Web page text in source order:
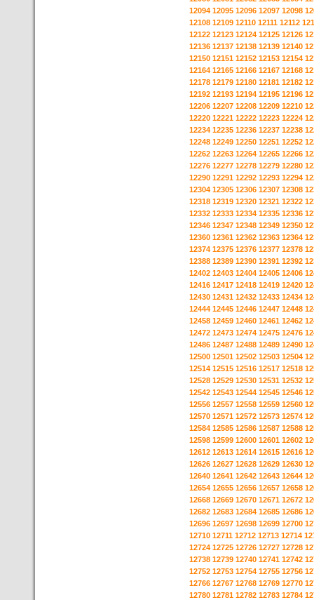
12094 12095 12096 12097 12098
12108 12109 12110 12111 12112
12122 12123 12124 12125 12126
12136 12137 12138 12139 12140
12150 12151 12152 12153 12154
12164 12165 12166 12167 12168
12178 12179 12180 12181 12182
12192 12193 12194 12195 12196
12206 12207 12208 12209 12210
12220 12221 12222 12223 12224
12234 12235 12236 12237 12238
12248 12249 12250 12251 12252
12262 12263 12264 12265 12266
12276 12277 12278 12279 12280
12290 12291 12292 12293 12294
12304 12305 12306 12307 12308
12318 12319 12320 12321 12322
12332 12333 12334 12335 12336
12346 12347 12348 12349 12350
12360 12361 12362 12363 12364
12374 12375 12376 12377 12378
12388 12389 12390 12391 12392
12402 12403 12404 12405 12406
12416 12417 12418 12419 12420
12430 12431 12432 12433 12434
12444 12445 12446 12447 12448
12458 12459 12460 12461 12462
12472 12473 12474 12475 12476
12486 12487 12488 12489 12490
12500 12501 12502 12503 12504
12514 12515 12516 12517 12518
12528 12529 12530 12531 12532
12542 12543 12544 12545 12546
12556 12557 12558 12559 12560
12570 12571 12572 12573 12574
12584 12585 12586 12587 12588
12598 12599 12600 12601 12602
12612 12613 12614 12615 12616
12626 12627 12628 12629 12630
12640 12641 12642 12643 12644
12654 12655 12656 12657 12658
12668 12669 12670 12671 12672
12682 12683 12684 12685 12686
12696 12697 12698 12699 12700
12710 12711 12712 12713 12714
12724 12725 12726 12727 12728
12738 12739 12740 12741 12742
12752 12753 12754 12755 12756
12766 12767 12768 12769 12770
12780 12781 12782 12783 12784